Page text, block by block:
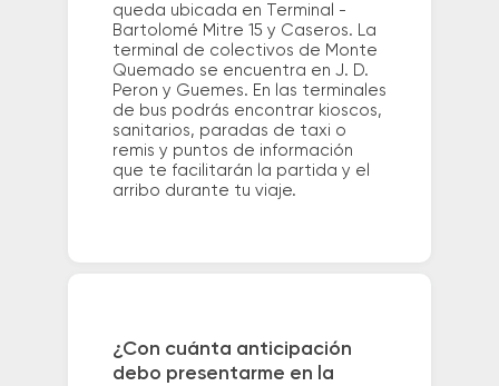
queda ubicada en Terminal -
Bartolomé Mitre 15 y Caseros. La
terminal de colectivos de Monte
Quemado se encuentra en J. D.
Peron y Guemes. En las terminales
de bus podrás encontrar kioscos,
sanitarios, paradas de taxi o
remis y puntos de información
que te facilitarán la partida y el
arribo durante tu viaje.
¿Con cuánta anticipación
debo presentarme en la